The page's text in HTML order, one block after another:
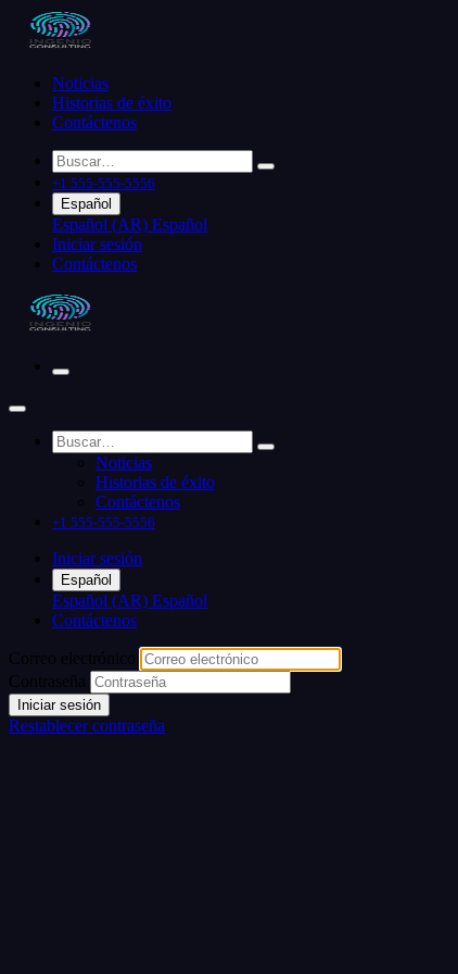
Noticias
Historias de éxito
Contáctenos
+1 555-555-5556
Español
Español (AR) Español
Iniciar sesión
Contáctenos
Noticias
Historias de éxito
Contáctenos
+1 555-555-5556
Iniciar sesión
Español
Español (AR) Español
Contáctenos
Correo electrónico
Contraseña
Iniciar sesión
Restablecer contraseña